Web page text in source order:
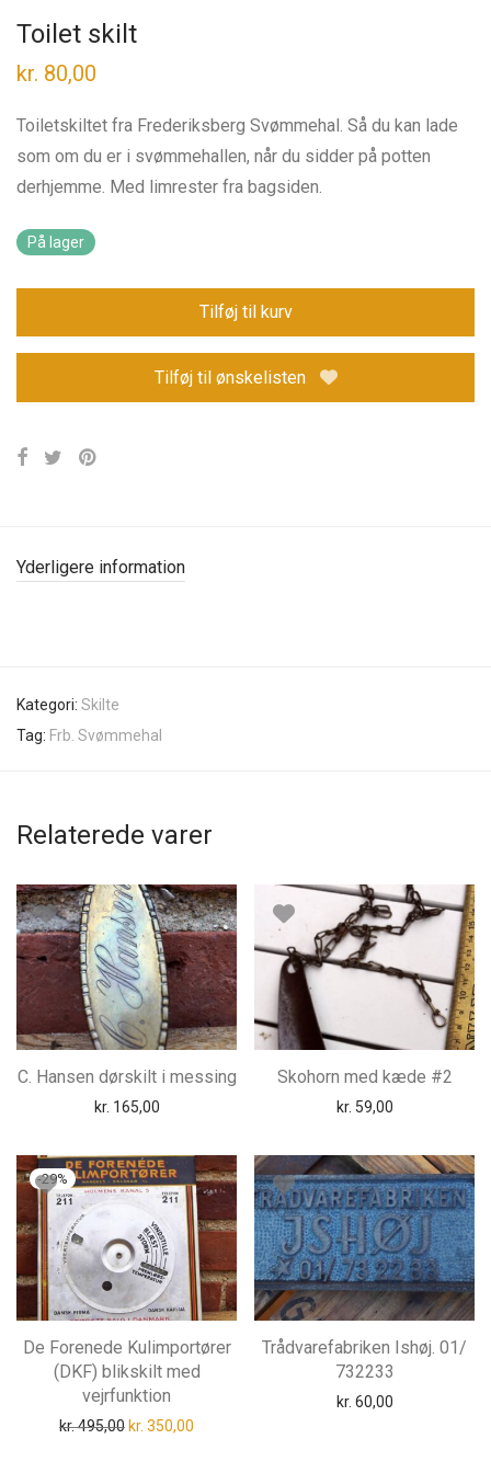
Toilet skilt
kr. 80,00
Toiletskiltet fra Frederiksberg Svømmehal. Så du kan lade
som om du er i svømmehallen, når du sidder på potten
derhjemme. Med limrester fra bagsiden.
På lager
Tilføj til kurv
Tilføj til ønskelisten
Yderligere information
Kategori: Skilte
Tag: Frb. Svømmehal
Relaterede varer
C. Hansen dørskilt i messing
kr. 165,00
Skohorn med kæde #2
kr. 59,00
-29%
De Forenede Kulimportører
(DKF) blikskilt med
vejrfunktion
kr.495,00Den oprindelige pris var: kr. 495,00.
kr. 350,00
Trådvarefabriken Ishøj. 01/
732233
kr. 60,00